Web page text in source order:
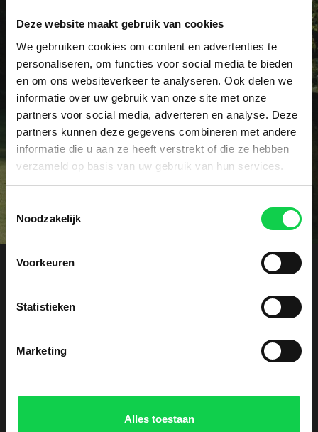
Deze website maakt gebruik van cookies
We gebruiken cookies om content en advertenties te
personaliseren, om functies voor social media te bieden
en om ons websiteverkeer te analyseren. Ook delen we
informatie over uw gebruik van onze site met onze
partners voor social media, adverteren en analyse. Deze
partners kunnen deze gegevens combineren met andere
informatie die u aan ze heeft verstrekt of die ze hebben
verzameld op basis van uw gebruik van hun services.
Noodzakelijk
Voorkeuren
Statistieken
Marketing
Alles toestaan
Ontvang een vrijblijvende kostenindicatie. Laat
hieronder uw gegevens achter, wij nemen zo snel
Aantal Rhododendron's
Vraag het dé specialist!
Heeft u een specifieke vraag of wellicht een
probleem met uw rhododendrons? Onze specialist
voorziet u graag vrijblijvend van advies.
Contact